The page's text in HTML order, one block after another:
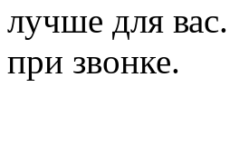
лучше для
при звонке.